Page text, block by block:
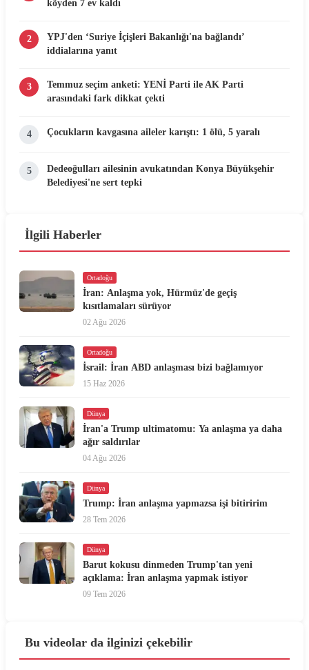
köyden 7 ev kaldı
2
YPJ'den ‘Suriye İçişleri Bakanlığı'na bağlandı’
iddialarına yanıt
3
Temmuz seçim anketi: YENİ Parti ile AK Parti
arasındaki fark dikkat çekti
4 Çocukların kavgasına aileler karıştı: 1 ölü, 5 yaralı
5
Dedeoğulları ailesinin avukatından Konya Büyükşehir
Belediyesi'ne sert tepki
İlgili Haberler
Ortadoğu
İran: Anlaşma yok, Hürmüz'de geçiş
kısıtlamaları sürüyor
02 Ağu 2026
Ortadoğu
İsrail: İran ABD anlaşması bizi bağlamıyor
15 Haz 2026
Dünya
İran'a Trump ultimatomu: Ya anlaşma ya daha
ağır saldırılar
04 Ağu 2026
Dünya
Trump: İran anlaşma yapmazsa işi bitiririm
28 Tem 2026
Dünya
Barut kokusu dinmeden Trump'tan yeni
açıklama: İran anlaşma yapmak istiyor
09 Tem 2026
Bu videolar da ilginizi çekebilir